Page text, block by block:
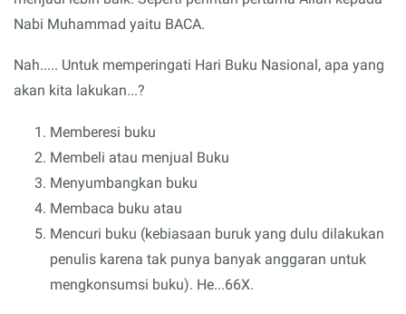
Nabi Muhammad yaitu BACA.
Nah..... Untuk memperingati Hari Buku Nasional, apa yang
akan kita lakukan...?
Memberesi buku
Membeli atau menjual Buku
Menyumbangkan buku
Membaca buku atau
Mencuri buku (kebiasaan buruk yang dulu dilakukan
penulis karena tak punya banyak anggaran untuk
mengkonsumsi buku). He...66X.